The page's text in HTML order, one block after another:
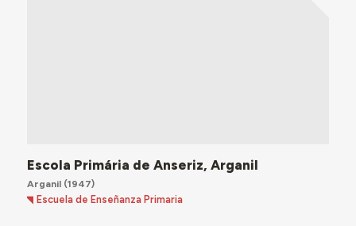
Escola Primária de Anseriz, Arganil
Arganil(1947)
Escuela de Enseñanza Primaria